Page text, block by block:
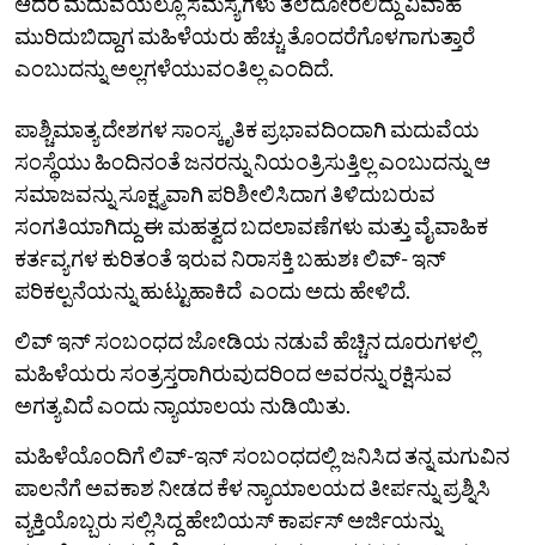
ಮುರಿದುಬಿದ್ದಾಗ ಮಹಿಳೆಯರು ಹೆಚ್ಚು ತೊಂದರೆಗೊಳಗಾಗುತ್ತಾರೆ
ಎಂಬುದನ್ನು ಅಲ್ಲಗಳೆಯುವಂತಿಲ್ಲ ಎಂದಿದೆ.
ಪಾಶ್ಚಿಮಾತ್ಯ ದೇಶಗಳ ಸಾಂಸ್ಕೃತಿಕ ಪ್ರಭಾವದಿಂದಾಗಿ ಮದುವೆಯ
ಸಂಸ್ಥೆಯು ಹಿಂದಿನಂತೆ ಜನರನ್ನು ನಿಯಂತ್ರಿಸುತ್ತಿಲ್ಲ ಎಂಬುದನ್ನು ಆ
ಸಮಾಜವನ್ನು ಸೂಕ್ಷ್ಮವಾಗಿ ಪರಿಶೀಲಿಸಿದಾಗ ತಿಳಿದುಬರುವ
ಸಂಗತಿಯಾಗಿದ್ದು ಈ ಮಹತ್ವದ ಬದಲಾವಣೆಗಳು ಮತ್ತು ವೈವಾಹಿಕ
ಕರ್ತವ್ಯಗಳ ಕುರಿತಂತೆ ಇರುವ ನಿರಾಸಕ್ತಿ ಬಹುಶಃ ಲಿವ್-‌ ಇನ್‌
ಪರಿಕಲ್ಪನೆಯನ್ನು ಹುಟ್ಟುಹಾಕಿದೆ ಎಂದು ಅದು ಹೇಳಿದೆ.
ಲಿವ್‌ ಇನ್‌ ಸಂಬಂಧದ ಜೋಡಿಯ ನಡುವೆ ಹೆಚ್ಚಿನ ದೂರುಗಳಲ್ಲಿ
ಮಹಿಳೆಯರು ಸಂತ್ರಸ್ತರಾಗಿರುವುದರಿಂದ ಅವರನ್ನು ರಕ್ಷಿಸುವ
ಅಗತ್ಯವಿದೆ ಎಂದು ನ್ಯಾಯಾಲಯ ನುಡಿಯಿತು.
ಮಹಿಳೆಯೊಂದಿಗೆ ಲಿವ್-ಇನ್ ಸಂಬಂಧದಲ್ಲಿ ಜನಿಸಿದ ತನ್ನ ಮಗುವಿನ
ಪಾಲನೆಗೆ ಅವಕಾಶ ನೀಡದ ಕೆಳ ನ್ಯಾಯಾಲಯದ ತೀರ್ಪನ್ನು ಪ್ರಶ್ನಿಸಿ
ವ್ಯಕ್ತಿಯೊಬ್ಬರು ಸಲ್ಲಿಸಿದ್ದ ಹೇಬಿಯಸ್ ಕಾರ್ಪಸ್ ಅರ್ಜಿಯನ್ನು